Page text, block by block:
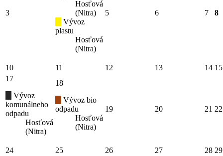
3
Hosťová
(Nitra)
Vývoz
plastu
Hosťová
(Nitra)
5 6 7 8
10 11 12 13 14 15
17
Vývoz
komunálneho
odpadu
Hosťová
(Nitra)
18
Vývoz bio
odpadu
Hosťová
(Nitra)
19 20 21 22
24 25 26 27 28 29